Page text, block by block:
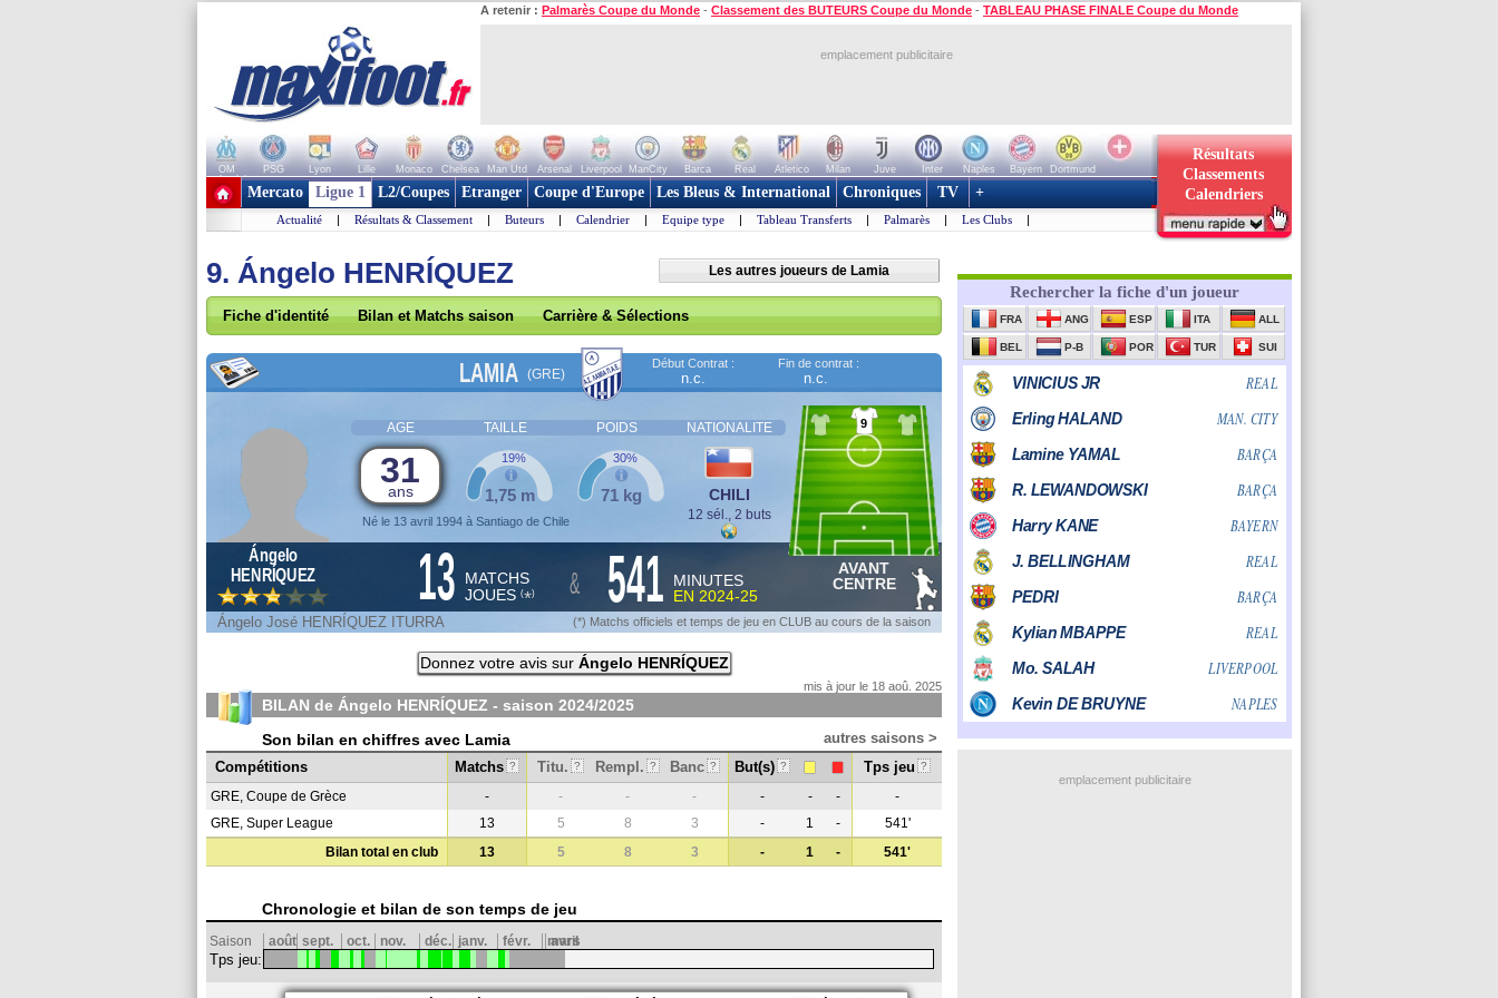
A retenir : Palmarès Coupe du Monde - Classement des BUTEURS Coupe du Monde - TABLEAU PHASE FINALE Coupe du Monde
emplacement publicitaire
OM PSG Lyon Lille Monaco Chelsea Man Utd Arsenal Liverpool ManCity Barca Real Atletico Milan Juve Inter Naples Bayern
Dortmund
+ de clubs
Résultats
Classements
Calendriers
Mercato Ligue 1 L2/Coupes Etranger Coupe d'Europe Les Bleus & International Chroniques TV +
Actualité | Résultats & Classement | Buteurs | Calendrier | Equipe type | Tableau Transferts | Palmarès | Les Clubs |
9. Ángelo HENRÍQUEZ Les autres joueurs de Lamia
Fiche d'identité Bilan et Matchs saison Carrière & Sélections
LAMIA (GRE)
Début Contrat :
n.c.
Fin de contrat :
n.c.
AGE TAILLE POIDS NATIONALITE
31
ans
Né le 13 avril 1994 à Santiago de Chile
1,75 m
19%
71 kg
30%
CHILI
12 sél., 2 buts
9
Ángelo
HENRÍQUEZ
13 MATCHS
JOUES (*) & 541
MINUTES
EN 2024-25
AVANT
CENTRE
Ángelo José HENRÍQUEZ ITURRA (*) Matchs officiels et temps de jeu en CLUB au cours de la saison
Donnez votre avis sur Ángelo HENRÍQUEZ
mis à jour le 18 aoû. 2025
BILAN de Ángelo HENRÍQUEZ - saison 2024/2025
Son bilan en chiffres avec Lamia
autres saisons >
Compétitions
Matchs ? Titu. ? Rempl. ? Banc ? But(s) ? Tps jeu ?
GRE, Coupe de Grèce - - - - - - -
-
GRE, Super League
13 5 8 3 - 1 -
541'
Bilan total en club
13 5 8 3 - 1 - 541'
Chronologie et bilan de son temps de jeu
Saison août sept. oct. nov. déc. janv. févr. mars
avril
Tps jeu:
emplacement publicitaire